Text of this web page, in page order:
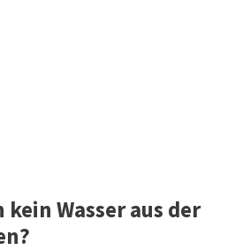
Wasser aus der